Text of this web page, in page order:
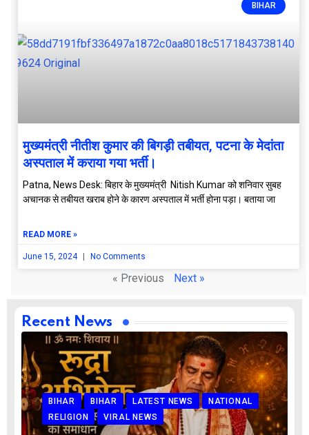
BIHAR
मुख्यमंत्री नीतीश कुमार की बिगड़ी तबीयत, पटना के मेदांता
अस्पताल में कराया गया भर्ती।
Patna, News Desk: बिहार के मुख्यमंत्री Nitish Kumar को शनिवार सुबह
अचानक से तबीयत खराब होने के कारण अस्पताल में भर्ती होना पड़ा। बताया जा
READ MORE »
June 15, 2024 No Comments
« Previous Next »
Recent News
BIHAR BIHAR LATEST NEWS
NATIONAL
RELIGION
VIRAL NEWS